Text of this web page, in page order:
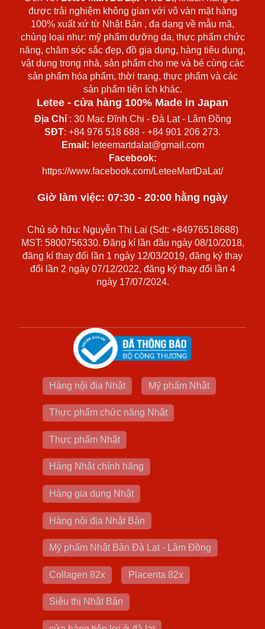
được trải nghiệm không gian với vô vàn mặt hàng
100% xuất xứ từ Nhật Bản , đa dạng về mẫu mã,
chủng loại như: mỹ phẩm dưỡng da, thực phẩm chức
năng, chăm sóc sắc đẹp, đồ gia dụng, hàng tiêu dụng,
vật dụng trong nhà, sản phẩm cho mẹ và bé cùng các
sản phẩm hóa phẩm, thời trang, thực phẩm và các
sản phẩm tiện ích khác.
Letee - cửa hàng 100% Made in Japan
Địa Chỉ: 30 Mạc Đĩnh Chi - Đà Lạt - Lâm Đồng
SĐT: +84 976 518 688 - +84 901 206 273.
Email: leteemartdalat@gmail.com
Facebook:
https://www.facebook.com/LeteeMartDaLat/
Giờ làm việc: 07:30 - 20:00 hằng ngày
Chủ sở hữu: Nguyễn Thị Lại (Sdt: +84976518688)
MST: 5800756330. Đăng kí lần đầu ngày 08/10/2018,
đăng kí thay đổi lần 1 ngày 12/03/2019, đăng ký thay
đổi lần 2 ngày 07/12/2022, đăng ký thay đổi lần 4
ngày 17/07/2024.
Hàng nội địa Nhật Mỹ phẩm Nhật
Thực phẩm chức năng Nhật
Thực phẩm Nhật
Hàng Nhật chính hãng
Hàng gia dụng Nhật
Hàng nội địa Nhật Bản
Mỹ phẩm Nhật Bản Đà Lạt - Lâm Đồng
Collagen 82x Placenta 82x
Siêu thị Nhật Bản